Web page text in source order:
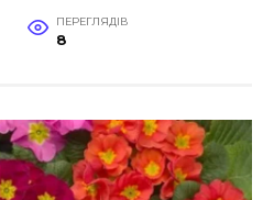
ПЕРЕГЛЯДІВ
8